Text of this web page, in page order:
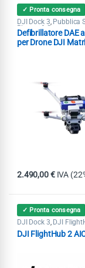
✓ Pronta consegna
DJI Dock 3 Pubblica
Ricerca & Soccorso
Defibrillatore DAE
per Drone DJI
2.490,00€ IVA
✓ Pronta consegna
DJI Dock 3, DJI
DJI FlightHub 2